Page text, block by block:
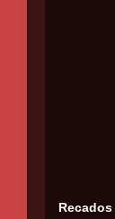
Recados